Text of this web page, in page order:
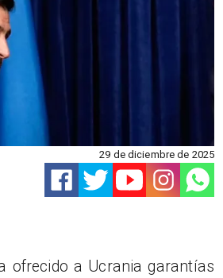
29 de diciembre de 2025
ofrecido a Ucrania garantías